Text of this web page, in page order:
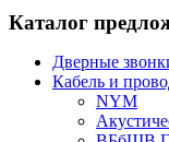
Каталог
Дверные
Кабель и
NYM